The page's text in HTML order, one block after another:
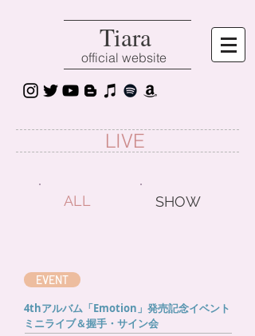
Tiara
official website
LIVE
ALL SHOW
EVENT
4thアルバム「Emotion」発売記念イベント
ミニライブ＆握手・サイン会